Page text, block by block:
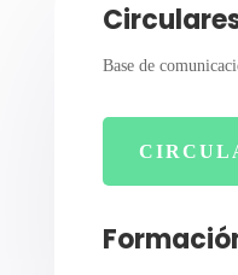
Base de